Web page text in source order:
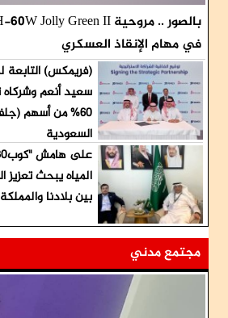
في مهام الإنقاذ العسكري
(فريمكس)
سعيد أنعم
60% من أسهم
السعودية
المياه يبحث تعزيز
بين بلادنا والمملكة
مجتمع مدني